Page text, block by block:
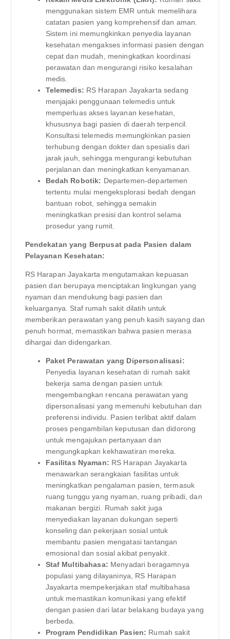
menggunakan sistem EMR untuk memelihara
catatan pasien yang komprehensif dan aman.
Sistem ini memungkinkan penyedia layanan
kesehatan mengakses informasi pasien dengan
cepat dan mudah, meningkatkan koordinasi
perawatan dan mengurangi risiko kesalahan
medis.
Telemedis: RS Harapan Jayakarta sedang
menjajaki penggunaan telemedis untuk
memperluas akses layanan kesehatan,
khususnya bagi pasien di daerah terpencil.
Konsultasi telemedis memungkinkan pasien
terhubung dengan dokter dan spesialis dari
jarak jauh, sehingga mengurangi kebutuhan
perjalanan dan meningkatkan kenyamanan.
Bedah Robotik: Departemen-departemen
tertentu mulai mengeksplorasi bedah dengan
bantuan robot, sehingga semakin
meningkatkan presisi dan kontrol selama
prosedur yang rumit.
Pendekatan yang Berpusat pada Pasien dalam
Pelayanan Kesehatan:
RS Harapan Jayakarta mengutamakan kepuasan
pasien dan berupaya menciptakan lingkungan yang
nyaman dan mendukung bagi pasien dan
keluarganya. Staf rumah sakit dilatih untuk
memberikan perawatan yang penuh kasih sayang dan
penuh hormat, memastikan bahwa pasien merasa
dihargai dan didengarkan.
Paket Perawatan yang Dipersonalisasi:
Penyedia layanan kesehatan di rumah sakit
bekerja sama dengan pasien untuk
mengembangkan rencana perawatan yang
dipersonalisasi yang memenuhi kebutuhan dan
preferensi individu. Pasien terlibat aktif dalam
proses pengambilan keputusan dan didorong
untuk mengajukan pertanyaan dan
mengungkapkan kekhawatiran mereka.
Fasilitas Nyaman: RS Harapan Jayakarta
menawarkan serangkaian fasilitas untuk
meningkatkan pengalaman pasien, termasuk
ruang tunggu yang nyaman, ruang pribadi, dan
makanan bergizi. Rumah sakit juga
menyediakan layanan dukungan seperti
konseling dan pekerjaan sosial untuk
membantu pasien mengatasi tantangan
emosional dan sosial akibat penyakit.
Staf Multibahasa: Menyadari beragamnya
populasi yang dilayaninya, RS Harapan
Jayakarta mempekerjakan staf multibahasa
untuk memastikan komunikasi yang efektif
dengan pasien dari latar belakang budaya yang
berbeda.
Program Pendidikan Pasien: Rumah sakit